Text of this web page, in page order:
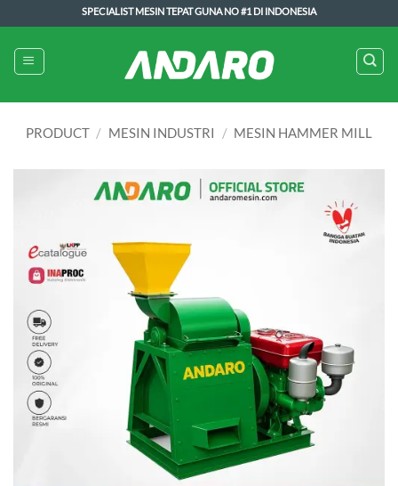
to
content
SPECIALIST MESIN TEPAT GUNA NO #1 DI INDONESIA
PRODUCT / MESIN INDUSTRI / MESIN HAMMER MILL